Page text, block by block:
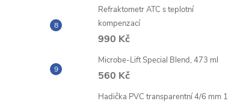
Refraktometr ATC s teplotní
kompenzací
990 Kč
Microbe-Lift Special Blend, 473 ml
560 Kč
Hadička PVC transparentní 4/6 mm 1